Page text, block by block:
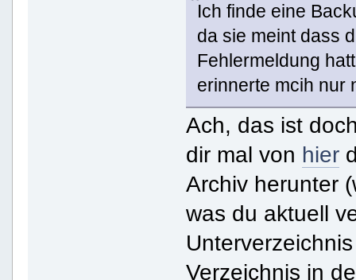
Ich finde eine
da sie meint dass
Fehlermeldung
erinnerte mcih nur
Ach, das ist
dir mal von hier
Archiv herunter
was du aktuell
Verzeichnis in